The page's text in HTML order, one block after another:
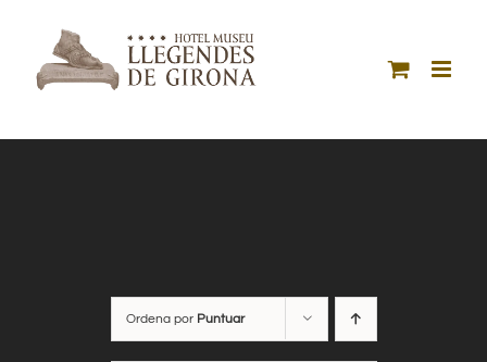
contenido
Ordena por Puntuar